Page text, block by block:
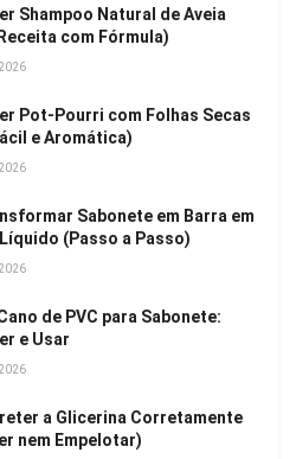
Shampoo Natural de Aveia
com Fórmula)
Pot-Pourri com Folhas Secas
e Aromática)
Sabonete em Barra em
(Passo a Passo)
de PVC para Sabonete:
e Usar
a Glicerina Corretamente
nem Empelotar)